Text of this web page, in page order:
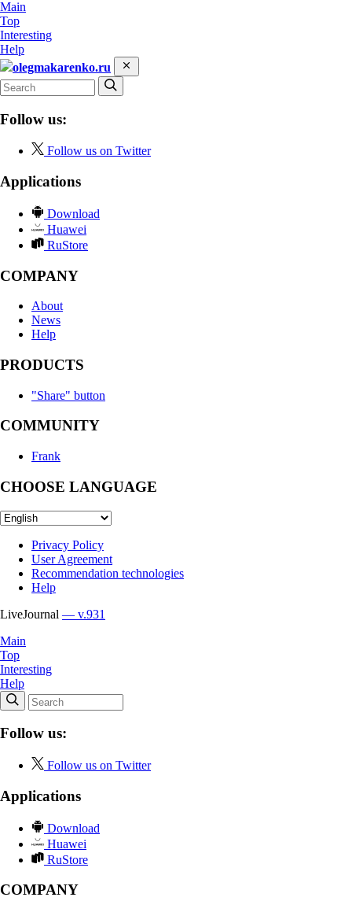
Main
Top
Interesting
Help
olegmakarenko.ru
Follow us:
Follow us on Twitter
Applications
Download
Huawei
RuStore
COMPANY
About
News
Help
PRODUCTS
"Share" button
COMMUNITY
Frank
CHOOSE LANGUAGE
Privacy Policy
User Agreement
Recommendation technologies
Help
LiveJournal — v.931
Main
Top
Interesting
Help
Follow us:
Follow us on Twitter
Applications
Download
Huawei
RuStore
COMPANY